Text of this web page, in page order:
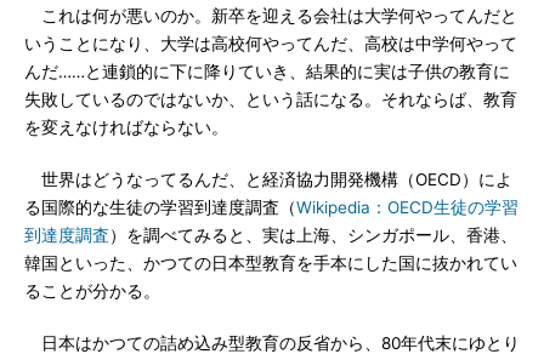
これは何が悪いのか。新卒を迎える会社は大学何やってんだと
いうことになり、大学は高校何やってんだ、高校は中学何やって
んだ……と連鎖的に下に降りていき、結果的に実は子供の教育に
失敗しているのではないか、という話になる。それならば、教育
を変えなければならない。
世界はどうなってるんだ、と経済協力開発機構（OECD）によ
る国際的な生徒の学習到達度調査（Wikipedia：OECD生徒の学習
到達度調査）を調べてみると、実は上海、シンガポール、香港、
韓国といった、かつての日本型教育を手本にした国に抜かれてい
ることが分かる。
日本はかつての詰め込み型教育の反省から、80年代末にゆとり